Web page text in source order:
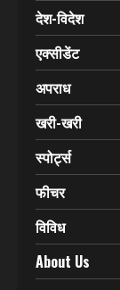
देश-विदेश
एक्सीडेंट
अपराध
खरी-खरी
स्पोर्ट्स
फीचर
विविध
About Us